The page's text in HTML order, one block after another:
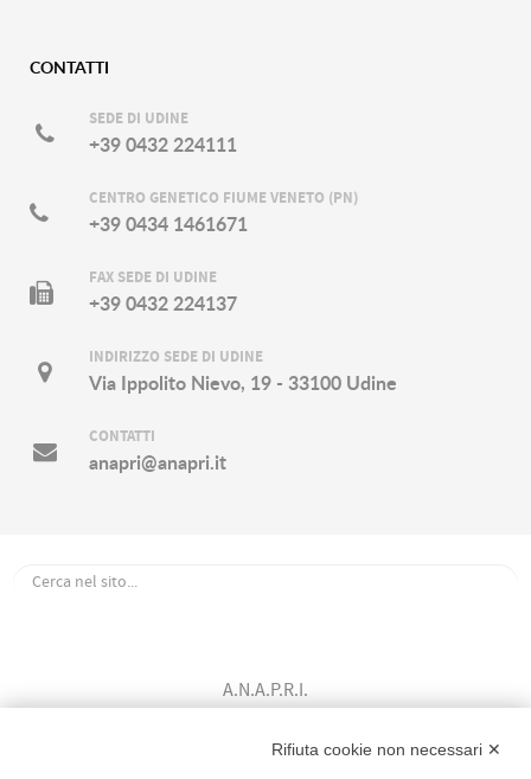
CONTATTI
SEDE DI UDINE
+39 0432 224111
CENTRO GENETICO FIUME VENETO (PN)
+39 0434 1461671
FAX SEDE DI UDINE
+39 0432 224137
INDIRIZZO SEDE DI UDINE
Via Ippolito Nievo, 19 - 33100 Udine
CONTATTI
anapri@anapri.it
A.N.A.P.R.I.
Bovini di Razza Pezzata Rossa Italiana
Rifiuta cookie non necessari ✕